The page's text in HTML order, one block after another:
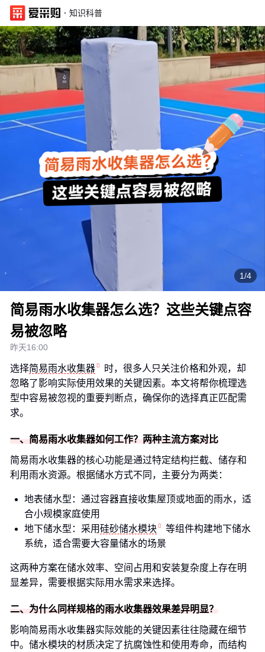
· 知识科普
1/4
简易雨水收集器怎么选？这些关键点容
易被忽略
昨天16:00
选择简易雨水收集器
时，很多人只关注价格和外观，却
忽略了影响实际使用效果的关键因素。本文将帮你梳理选
型中容易被忽视的重要判断点，确保你的选择真正匹配需
求。
一、简易雨水收集器如何工作？两种主流方案对比
简易雨水收集器的核心功能是通过特定结构拦截、储存和
利用雨水资源。根据储水方式不同，主要分为两类：
地表储水型：通过容器直接收集屋顶或地面的雨水，适
合小规模家庭使用
地下储水型：采用硅砂储水模块
等组件构建地下储水
系统，适合需要大容量储水的场景
这两种方案在储水效率、空间占用和安装复杂度上存在明
显差异，需要根据实际用水需求来选择。
二、为什么同样规格的雨水收集器效果差异明显？
影响简易雨水收集器实际效能的关键因素往往隐藏在细节
中。储水模块的材质决定了抗腐蚀性和使用寿命，而结构